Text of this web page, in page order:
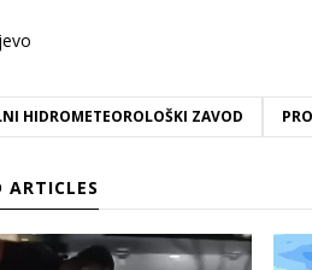
HIDROMETEOROLOŠKI ZAVOD
ARTICLES